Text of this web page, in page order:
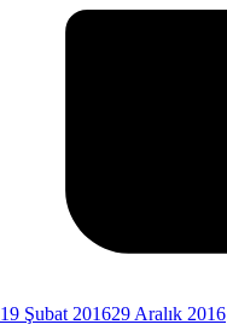
19 Şubat 201629 Aralık 2016